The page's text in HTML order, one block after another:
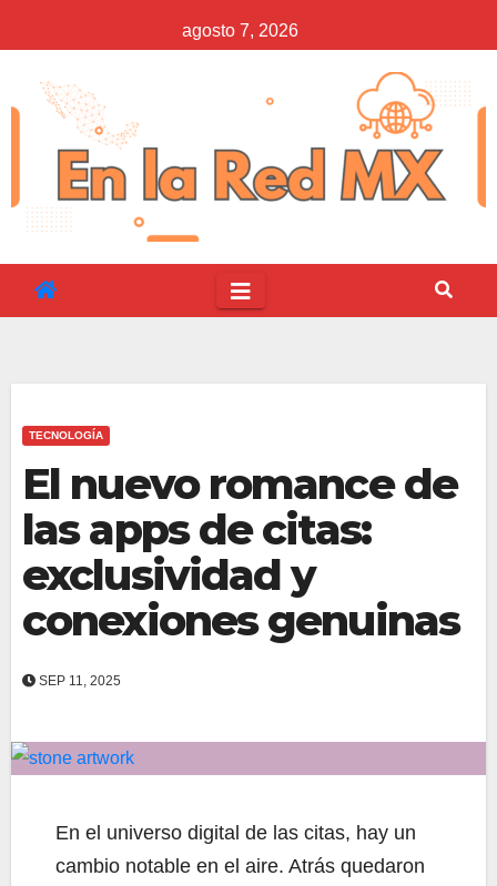
al
contenido
agosto 7, 2026
TECNOLOGÍA
El nuevo romance de
las apps de citas:
exclusividad y
conexiones genuinas
SEP 11, 2025
En el universo digital de las citas, hay un
cambio notable en el aire. Atrás quedaron